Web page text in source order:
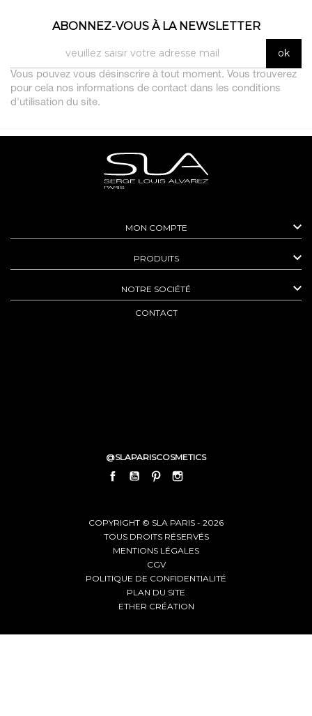
ABONNEZ-VOUS À LA NEWSLETTER
Vous pouvez vous désinscrire à tout moment. Vous trouverez
pour cela nos informations de contact dans les conditions
d'utilisation du site.
MON COMPTE 
PRODUITS 
NOTRE SOCIÉTÉ 
CONTACT
@SLAPARISCOSMETICS
FACEBOOKYOUTUBEPINTEREST
COPYRIGHT © SLA PARIS - 2026
TOUS DROITS RÉSERVÉS
MENTIONS LÉGALES
CGV
POLITIQUE DE CONFIDENTIALITÉ
PLAN DU SITE
ETHER CRÉATION